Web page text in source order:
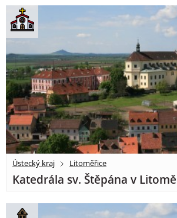
Ústecký kraj Litoměřice
Katedrála sv. Štěpána v